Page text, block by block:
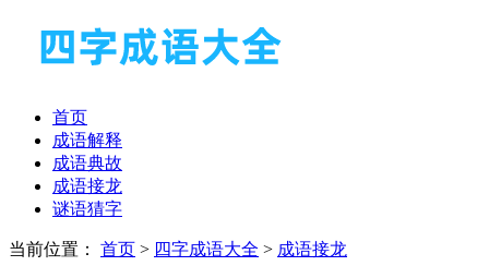
首页
成语解释
成语典故
成语接龙
谜语猜字
当前位置： 首页 > 四字成语大全 > 成语接龙